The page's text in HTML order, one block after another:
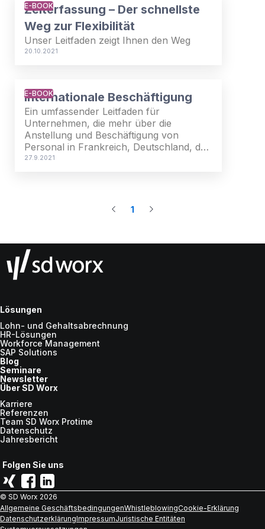
E-BOOK
Zeiterfassung – Der schnellste
Weg zur Flexibilität
Unser Leitfaden zeigt Ihnen den Weg
20.10.2021
E-BOOK
Internationale Beschäftigung
Ein umfassender Leitfaden für
Unternehmen, die mehr über die
Anstellung und Beschäftigung von
Personal in Frankreich, Deutschland, den
Niederlanden, Belgien oder Luxemburg
27.9.2021
1
Lösungen
Lohn- und Gehaltsabrechnung
HR-Lösungen
Workforce Management
SAP Solutions
Blog
Seminare
Newsletter
Über SD Worx
Karriere
Referenzen
Team SD Worx Protime
Datenschutz
Jahresbericht
Folgen Sie uns
© SD Worx 2026
Allgemeine GeschäftsbedingungenWhistleblowingCookie-Erklärung
DatenschutzerklärungImpressumJuristische Entitäten